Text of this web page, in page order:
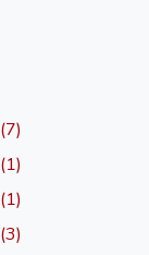
(7)
(1)
(1)
(3)